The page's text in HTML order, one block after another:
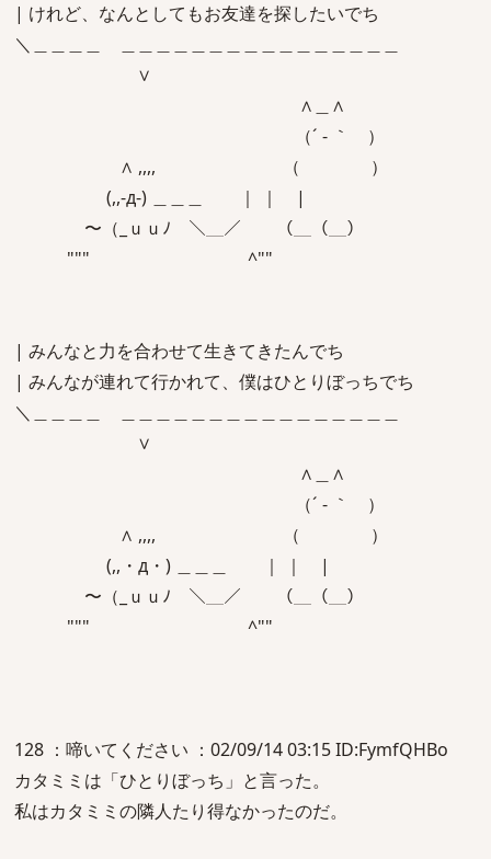
| けれど、なんとしてもお友達を探したいでち
＼＿＿＿＿ ＿＿＿＿＿＿＿＿＿＿＿＿＿＿＿＿
∨
∧＿∧
（´ - ｀ ）
∧ ,,,, （ ）
(,,-д-) ＿＿＿ ｜ ｜ |
〜（_ｕｕﾉ ＼＿／ （＿（＿）
""" ^""
| みんなと力を合わせて生きてきたんでち
| みんなが連れて行かれて、僕はひとりぼっちでち
＼＿＿＿＿ ＿＿＿＿＿＿＿＿＿＿＿＿＿＿＿＿
∨
∧＿∧
（´ - ｀ ）
∧ ,,,, （ ）
(,,・д・) ＿＿＿ ｜ ｜ |
〜（_ｕｕﾉ ＼＿／ （＿（＿）
""" ^""
128 ：啼いてください ：02/09/14 03:15 ID:FymfQHBo
カタミミは「ひとりぼっち」と言った。
私はカタミミの隣人たり得なかったのだ。